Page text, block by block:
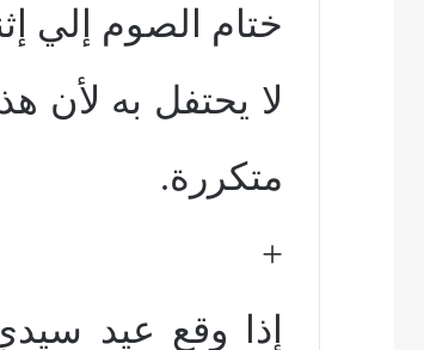
ختام الصوم إلي
لا يحتفل به لأن
متكررة.
+
إذا وقع عيد